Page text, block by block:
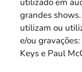
grandes
utilizam ou
e/ou
Keys e Paul